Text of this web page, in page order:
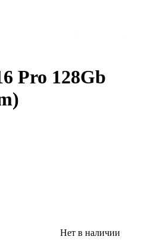
Pro 128Gb
Нет в наличии